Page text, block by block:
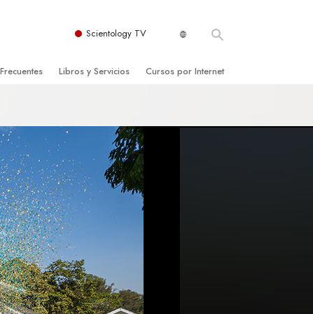
Scientology TV
Iglesia
de Scientology
Libros y Servicios
Introductorias
Introductorias
Iniciales
Cursos por Internet
Las Dinámicas de la Existencia
Los Componentes de la Comprensión
Soluciones para un Entorno Peligroso
Ayudas para Enfermedades y Lesiones
La Integridad y la Honestidad
El Matrimonio
La Escala Tonal Emocional